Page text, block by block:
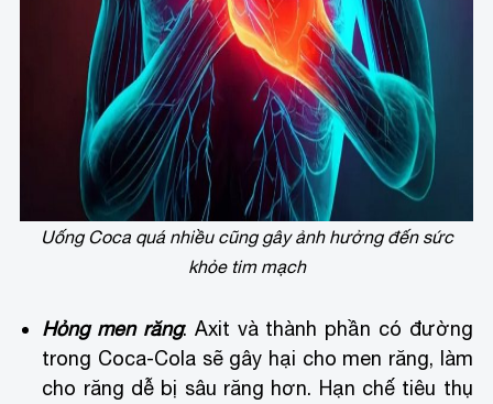
Uống Coca quá nhiều cũng gây ảnh hưởng đến sức
khỏe tim mạch
Hỏng men răng: Axit và thành phần có đường
trong Coca-Cola sẽ gây hại cho men răng, làm
cho răng dễ bị sâu răng hơn. Hạn chế tiêu thụ